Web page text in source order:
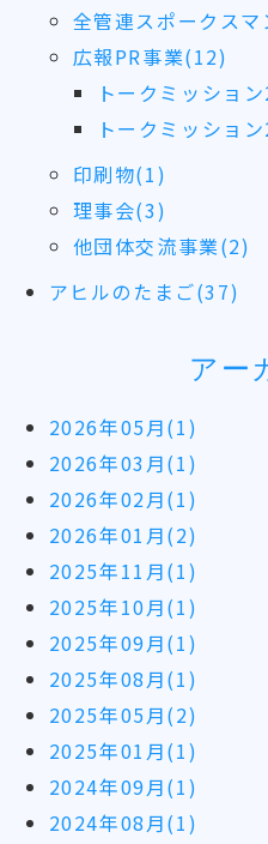
全管連スポークス
広報PR事業(12)
トークミッショ
トークミッショ
印刷物(1)
理事会(3)
他団体交流事業(2)
アヒルのたまご(37)
アー
2026年05月(1)
2026年03月(1)
2026年02月(1)
2026年01月(2)
2025年11月(1)
2025年10月(1)
2025年09月(1)
2025年08月(1)
2025年05月(2)
2025年01月(1)
2024年09月(1)
2024年08月(1)